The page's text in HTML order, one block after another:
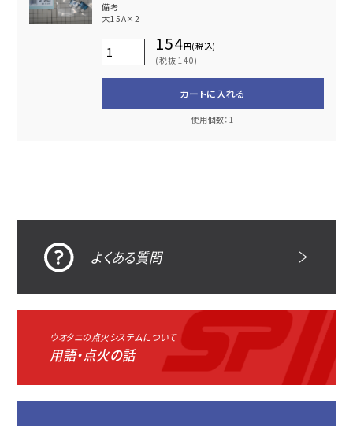
備考
大15A×2
154円(税込)
(税抜 140)
カートに入れる
使用個数：1
よくある質問
ウオタニの点火システムについて
用語・点火の話